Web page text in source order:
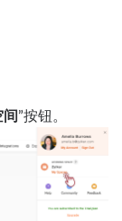
”按钮。